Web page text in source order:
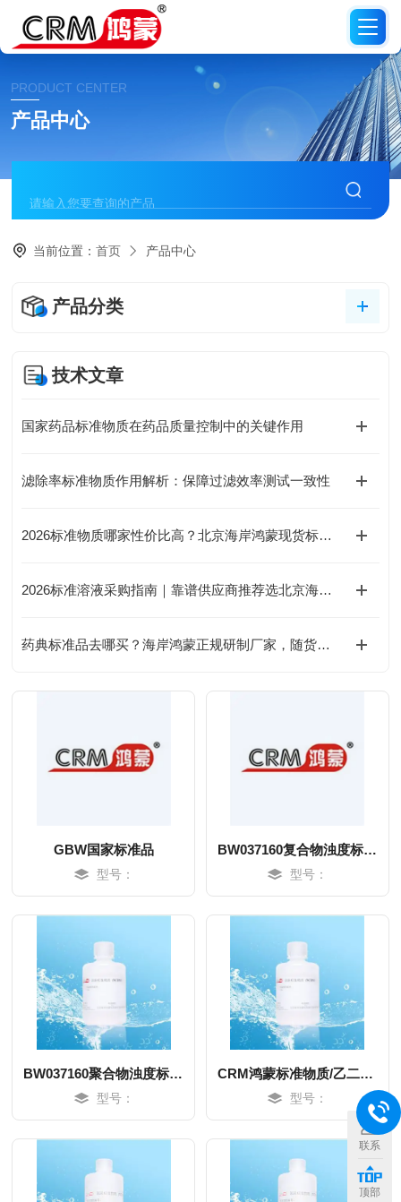
PRODUCT CENTER
产品中心
当前位置：首页 产品中心
产品分类
技术文章
国家药品标准物质在药品质量控制中的关键作用
滤除率标准物质作用解析：保障过滤效率测试一致性
2026标准物质哪家性价比高？北京海岸鸿蒙现货标物价格合理有优惠
2026标准溶液采购指南｜靠谱供应商推荐选北京海岸鸿蒙，可定制混
药典标准品去哪买？海岸鸿蒙正规研制厂家，随货出具批次稳定性完整数据，药典专用标物现货报价
GBW国家标准品
型号：
BW037160复合物浊度标准液
型号：
BW037160聚合物浊度标准液
型号：
CRM鸿蒙标准物质/乙二胺四乙酸二钠(EDTA)容量分析用标准物质(乙二胺四醋酸二钠)c(EDTA)：0.05mol/L100mL
型号：
联系
顶部